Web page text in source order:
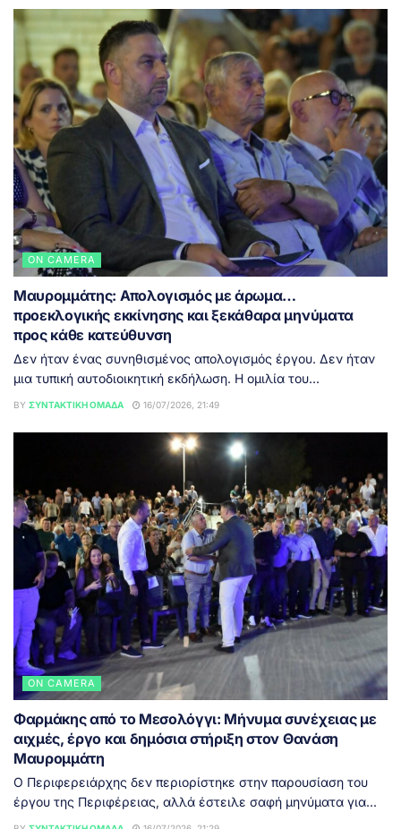
ON CAMERA
Μαυρομμάτης: Απολογισμός με άρωμα…
προεκλογικής εκκίνησης και ξεκάθαρα μηνύματα
προς κάθε κατεύθυνση
Δεν ήταν ένας συνηθισμένος απολογισμός έργου. Δεν ήταν
μια τυπική αυτοδιοικητική εκδήλωση. Η ομιλία του...
BY ΣΥΝΤΑΚΤΙΚΉ ΟΜΆΔΑ 16/07/2026, 21:49
ON CAMERA
Φαρμάκης από το Μεσολόγγι: Μήνυμα συνέχειας με
αιχμές, έργο και δημόσια στήριξη στον Θανάση
Μαυρομμάτη
Ο Περιφερειάρχης δεν περιορίστηκε στην παρουσίαση του
έργου της Περιφέρειας, αλλά έστειλε σαφή μηνύματα για...